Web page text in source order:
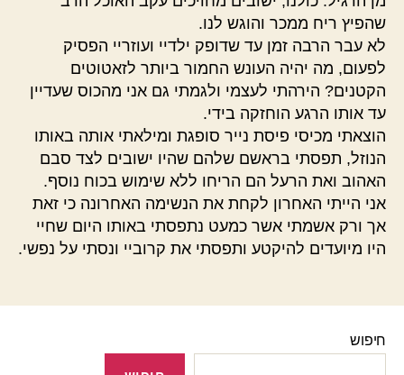
שהפיץ ריח ממכר והוגש לנו.
לא עבר הרבה זמן עד שדופק ילדיי ועוזריי הפסיק
לפעום, מה יהיה העונש החמור ביותר לזאטוטים
הקטנים? הירהתי לעצמי ולגמתי גם אני מהכוס שעדיין
עד אותו הרגע הוחזקה בידי.
הוצאתי מכיסי פיסת נייר סופגת ומילאתי אותה באותו
הנוזל, תפסתי בראשם שלהם שהיו ישובים לצד סבם
האהוב ואת הרעל הם הריחו ללא שימוש בכוח נוסף.
אני הייתי האחרון לקחת את הנשימה האחרונה כי זאת
אך ורק אשמתי אשר כמעט נתפסתי באותו היום שחיי
היו מיועדים להיקטע ותפסתי את קרוביי ונסתי על נפשי.
חיפוש